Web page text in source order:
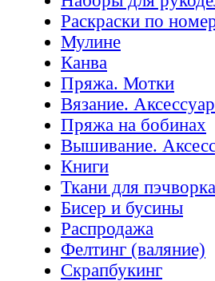
Раскраски по
Мулине
Канва
Пряжа. Мотки
Вязание.
Пряжа на бобинах
Вышивание.
Книги
Ткани для пэчворка
Бисер и бусины
Распродажа
Фелтинг (валяние)
Скрапбукинг